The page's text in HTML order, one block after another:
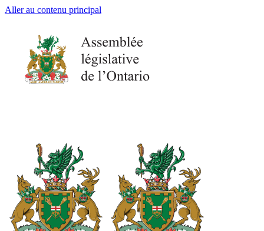
Aller au contenu principal